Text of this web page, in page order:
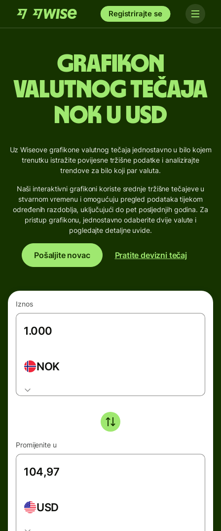
Registrirajte se
Grafikon
valutnog tečaja
NOK u USD
Uz Wiseove grafikone valutnog tečaja jednostavno u bilo kojem
trenutku istražite povijesne tržišne podatke i analizirajte
trendove za bilo koji par valuta.
Naši interaktivni grafikoni koriste srednje tržišne tečajeve u
stvarnom vremenu i omogućuju pregled podataka tijekom
određenih razdoblja, uključujući do pet posljednjih godina. Za
pristup grafikonu, jednostavno odaberite dvije valute i
pogledajte detaljne uvide.
Pošaljite novac Pratite devizni tečaj
Iznos
NOK
Promijenite u
USD